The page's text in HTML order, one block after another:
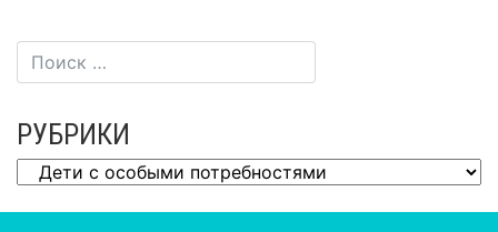
РУБРИКИ
Рубрики